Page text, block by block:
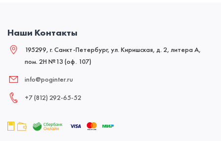
Наши Контакты
195299, г. Санкт-Петербург, ул. Киришская, д. 2, литера А,
пом. 2Н №13 (оф. 107)
info@poginter.ru
+7 (812) 292‑65‑52